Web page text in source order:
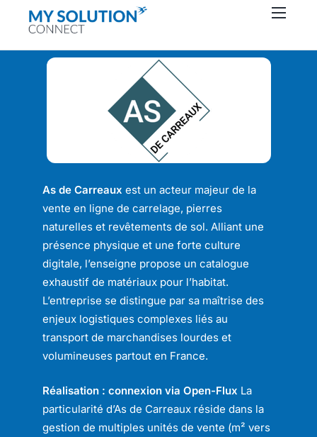
Connecteurs
À propos
Contactez-nous
As de Carreaux est un acteur majeur de la
vente en ligne de carrelage, pierres
naturelles et revêtements de sol. Alliant une
présence physique et une forte culture
digitale, l’enseigne propose un catalogue
exhaustif de matériaux pour l’habitat.
L’entreprise se distingue par sa maîtrise des
enjeux logistiques complexes liés au
transport de marchandises lourdes et
volumineuses partout en France.
Réalisation : connexion via Open-Flux La
particularité d’As de Carreaux réside dans la
gestion de multiples unités de vente (m² vers